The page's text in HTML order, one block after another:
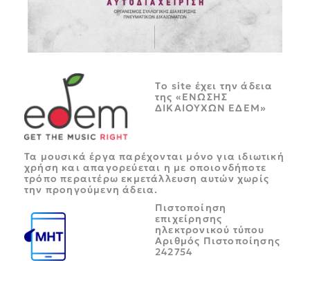
Tο site έχει την άδεια
της «ΕΝΩΣΗΣ
ΔΙΚΑΙΟΥΧΩΝ ΕΔΕΜ»
Τα μουσικά έργα παρέχονται μόνο για ιδιωτική
χρήση και απαγορεύεται η με οποιονδήποτε
τρόπο περαιτέρω εκμετάλλευση αυτών χωρίς
την προηγούμενη άδεια.
Πιστοποίηση
επιχείρησης
ηλεκτρονικού τύπου
Αριθμός Πιστοποίησης
242754